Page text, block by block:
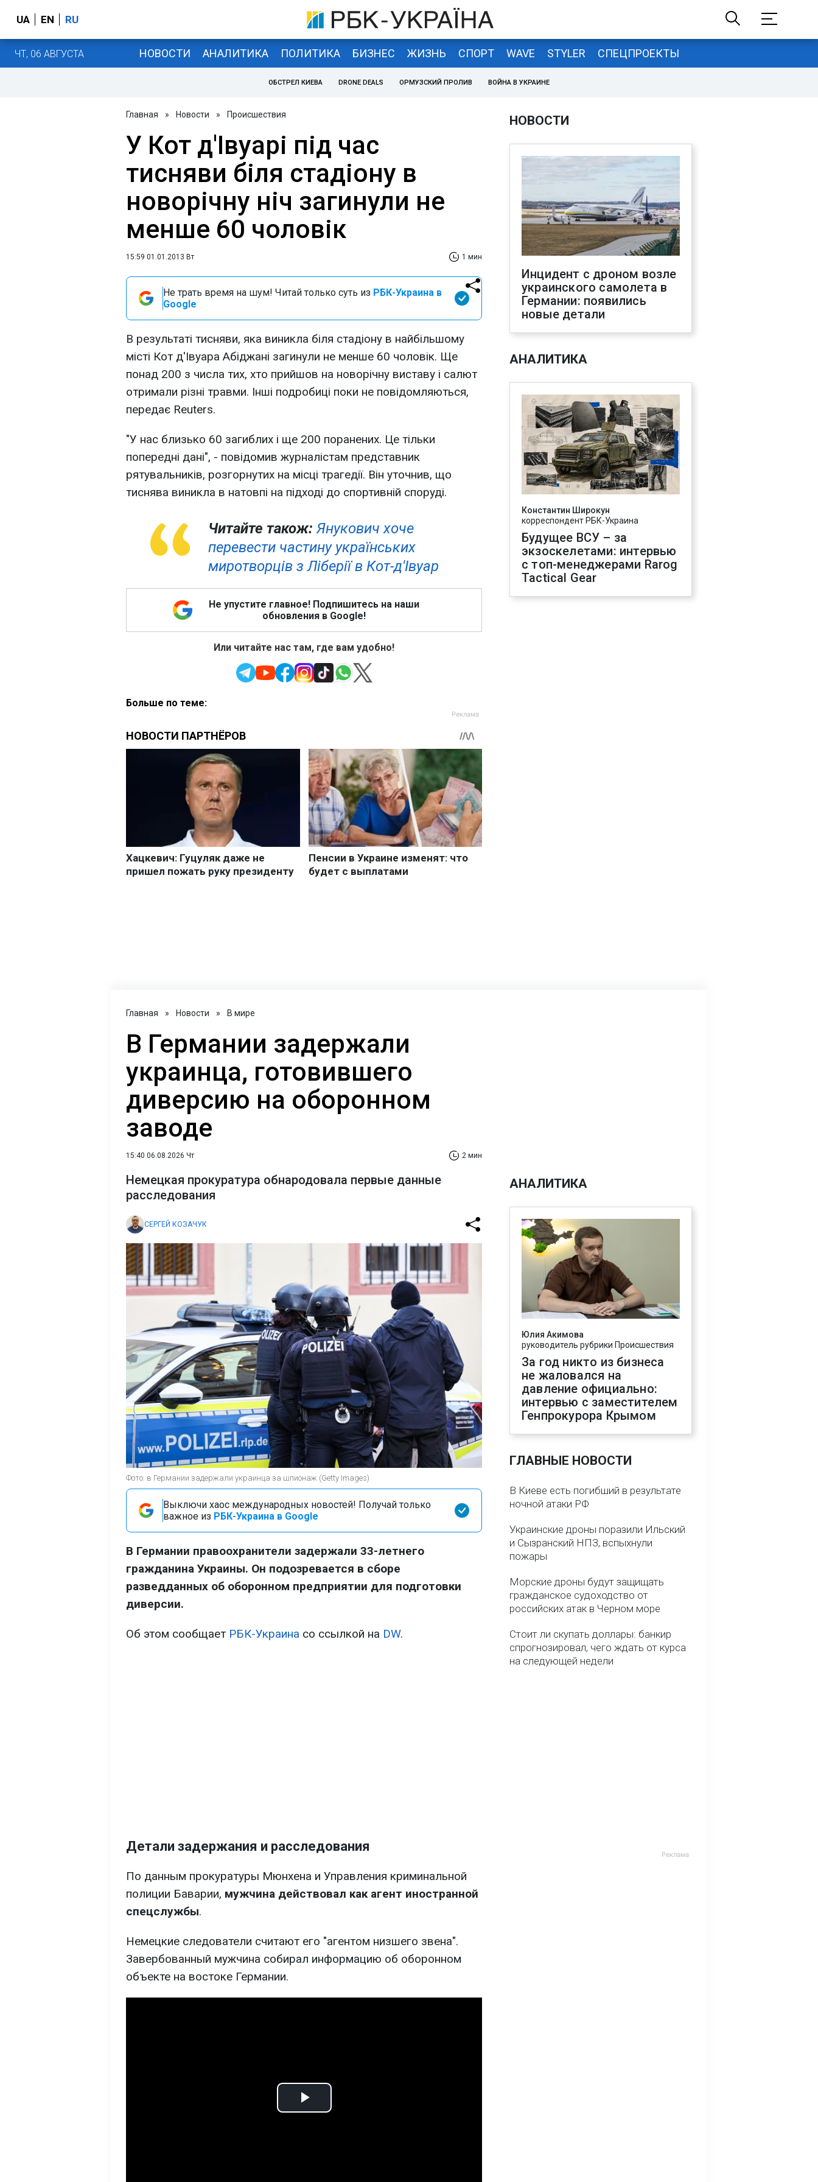
UA EN RU
ЧТ, 06 АВГУСТА НОВОСТИ АНАЛИТИКА ПОЛИТИКА БИЗНЕС ЖИЗНЬ СПОРТ WAVE STYLER СПЕЦПРОЕКТЫ
ОБСТРЕЛ КИЕВА DRONE DEALS ОРМУЗСКИЙ ПРОЛИВ ВОЙНА В УКРАИНЕ
Главная » Новости » Происшествия
У Кот д'Івуарі під час
тисняви ​​біля стадіону в
новорічну ніч загинули не
менше 60 чоловік
15:59 01.01.2013 Вт 1 мин
Не трать время на шум! Читай только суть из РБК-Украина в
Google
В результаті тисняви​​, яка виникла біля стадіону в найбільшому
місті Кот д'Івуара Абіджані загинули не менше 60 чоловік. Ще
понад 200 з числа тих, хто прийшов на новорічну виставу і салют
отримали різні травми. Інші подробиці поки не повідомляються,
передає Reuters.
"У нас близько 60 загиблих і ще 200 поранених. Це тільки
попередні дані", - повідомив журналістам представник
рятувальників, розгорнутих на місці трагедії. Він уточнив, що
тиснява виникла в натовпі на підході до спортивній споруді.
Читайте також: Янукович хоче
перевести частину українських
миротворців з Ліберії в Кот-д'Івуар
Не упустите главное! Подпишитесь на наши
обновления в Google!
Или читайте нас там, где вам удобно!
Больше по теме:
НОВОСТИ
Инцидент с дроном возле
украинского самолета в
Германии: появились
новые детали
АНАЛИТИКА
Константин Широкун
корреспондент РБК-Украина
Будущее ВСУ – за
экзоскелетами: интервью
с топ-менеджерами Rarog
Tactical Gear
Главная » Новости » В мире
В Германии задержали
украинца, готовившего
диверсию на оборонном
заводе
15:40 06.08.2026 Чт 2 мин
Немецкая прокуратура обнародовала первые данные
расследования
СЕРГЕЙ КОЗАЧУК
Фото: в Германии задержали украинца за шпионаж (Getty Images)
Выключи хаос международных новостей! Получай только
важное из РБК-Украина в Google
В Германии правоохранители задержали 33-летнего
гражданина Украины. Он подозревается в сборе
разведданных об оборонном предприятии для подготовки
диверсии.
Об этом сообщает РБК-Украина со ссылкой на DW.
Детали задержания и расследования
По данным прокуратуры Мюнхена и Управления криминальной
полиции Баварии, мужчина действовал как агент иностранной
спецслужбы.
Немецкие следователи считают его "агентом низшего звена".
Завербованный мужчина собирал информацию об оборонном
объекте на востоке Германии.
Play
АНАЛИТИКА
Юлия Акимова
руководитель рубрики Происшествия
За год никто из бизнеса
не жаловался на
давление официально:
интервью с заместителем
Генпрокурора Крымом
ГЛАВНЫЕ НОВОСТИ
В Киеве есть погибший в результате
ночной атаки РФ
Украинские дроны поразили Ильский
и Сызранский НПЗ, вспыхнули
пожары
Морские дроны будут защищать
гражданское судоходство от
российских атак в Черном море
Стоит ли скупать доллары: банкир
спрогнозировал, чего ждать от курса
на следующей недели